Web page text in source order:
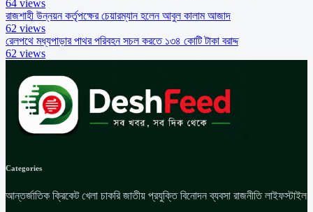
64 views
রাজশাহী উন্নয়ন কর্তৃপক্ষের চেয়ারম্যান হলেন আবুল কালাম আজাদ
62 views
রেলপথে মধ্যপাড়ার পাথর পরিবহন সচল করতে ১৩৪ কোটি টাকা বরাদ্দ
62 views
Categories
আন্তর্জাতিক ক্রিকেটখেলা চাকরিজাতীয় প্রযুক্তিবিনোদনব্যবসা রাজনীতিলাইফস্টাইল